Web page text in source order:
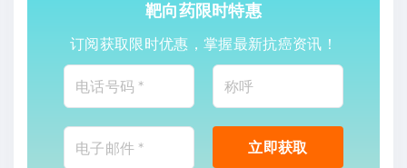
靶向药限时特惠
订阅获取限时优惠，掌握最新抗癌资讯！